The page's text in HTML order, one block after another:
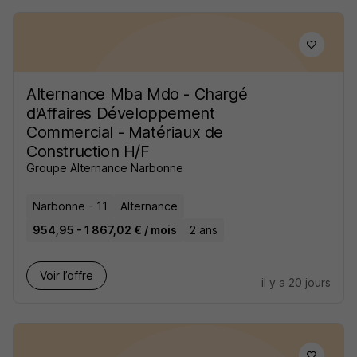
Alternance Mba Mdo - Chargé
d'Affaires Développement
Commercial - Matériaux de
Construction H/F
Groupe Alternance Narbonne
Narbonne - 11
Alternance
954,95 - 1 867,02 € / mois
2 ans
Voir l’offre
il y a 20 jours